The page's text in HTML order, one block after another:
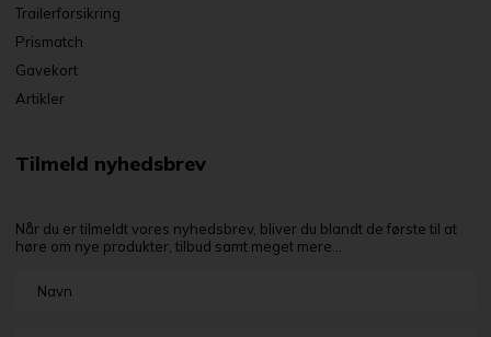
Trailerforsikring
Prismatch
Gavekort
Artikler
Tilmeld nyhedsbrev
Når du er tilmeldt vores nyhedsbrev, bliver du blandt de første til at
høre om nye produkter, tilbud samt meget mere...